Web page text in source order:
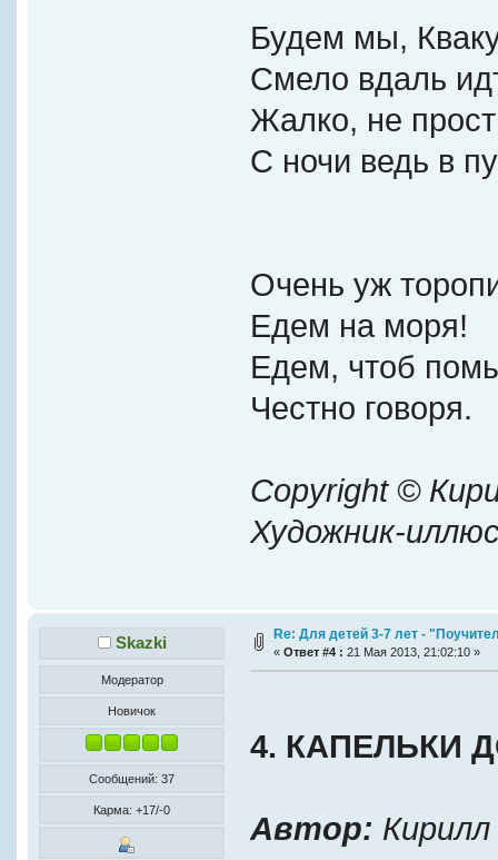
Будем мы,
Смело вдаль
Жалко, не
С ночи ведь в
Очень уж
Едем на моря!
Едем, чтоб
Честно говоря.
Copyright ©
Художник-
Skazki
Модератор
Новичок
Сообщений: 37
Карма: +17/-0
Re: Для детей 3-7 лет -
« Ответ #4 : 21 Мая 2013, 21:02:10 »
4. КАПЕЛЬКИ
Автор: